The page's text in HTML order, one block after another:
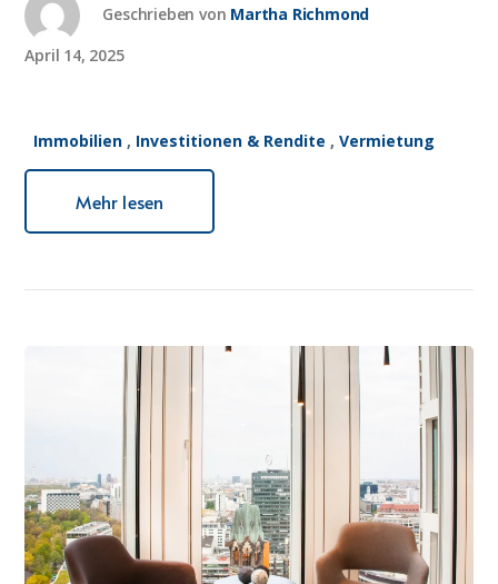
Geschrieben von Martha Richmond
April 14, 2025
Immobilien, Investitionen & Rendite , Vermietung
Mehr lesen